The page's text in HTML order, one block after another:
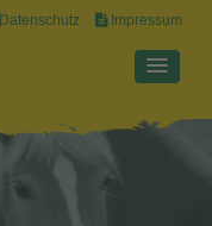
Datenschutz Impressum